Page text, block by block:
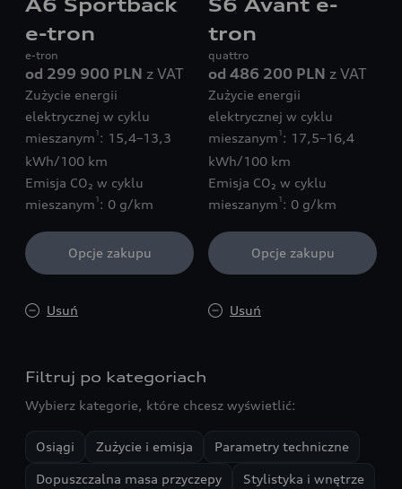
A6 Sportback
e-tron
e-tron
od 299 900 PLN z VAT
Zużycie energii
elektrycznej w cyklu
mieszanym 1 : 15,4–13,3
kWh/100 km
Emisja CO₂ w cyklu
mieszanym 1 : 0 g/km
Opcje zakupu
Usuń
S6 Avant e-
tron
quattro
od 486 200 PLN z VAT
Zużycie energii
elektrycznej w cyklu
mieszanym 1 : 17,5–16,4
kWh/100 km
Emisja CO₂ w cyklu
mieszanym 1 : 0 g/km
Opcje zakupu
Usuń
Filtruj po kategoriach
Wybierz kategorie, które chcesz wyświetlić:
Osiągi Zużycie i emisja Parametry techniczne
Dopuszczalna masa przyczepy Stylistyka i wnętrze